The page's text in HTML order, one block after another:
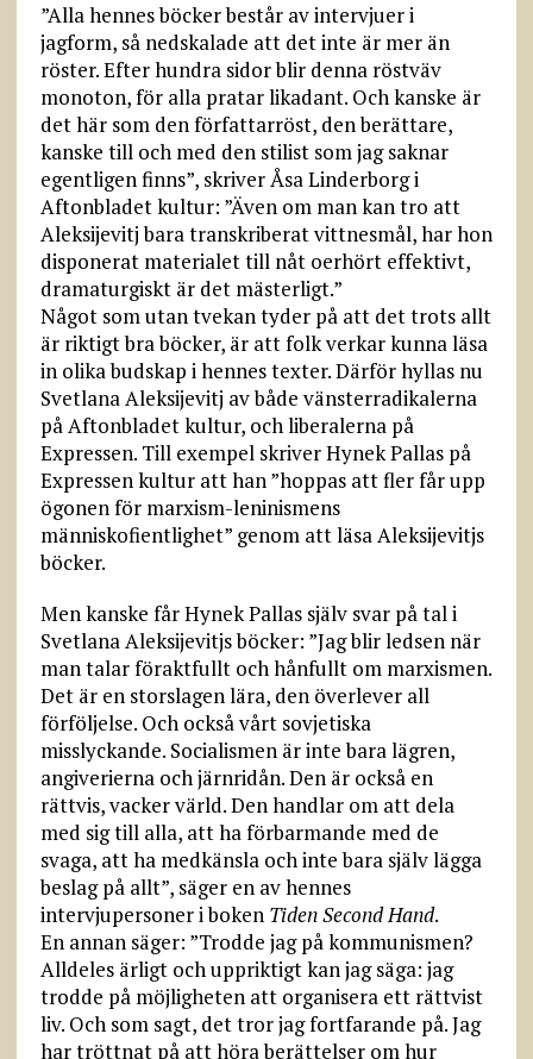
”Alla hennes böcker består av intervjuer i
jagform, så nedskalade att det inte är mer än
röster. Efter hundra sidor blir denna röstväv
monoton, för alla pratar likadant. Och kanske är
det här som den författarröst, den berättare,
kanske till och med den stilist som jag saknar
egentligen finns”, skriver Åsa Linderborg i
Aftonbladet kultur: ”Även om man kan tro att
Aleksijevitj bara transkriberat vittnesmål, har hon
disponerat materialet till nåt oerhört effektivt,
dramaturgiskt är det mästerligt.”
Något som utan tvekan tyder på att det trots allt
är riktigt bra böcker, är att folk verkar kunna läsa
in olika budskap i hennes texter. Därför hyllas nu
Svetlana Aleksijevitj av både vänsterradikalerna
på Aftonbladet kultur, och liberalerna på
Expressen. Till exempel skriver Hynek Pallas på
Expressen kultur att han ”hoppas att fler får upp
ögonen för marxism-leninismens
människofientlighet” genom att läsa Aleksijevitjs
böcker.
Men kanske får Hynek Pallas själv svar på tal i
Svetlana Aleksijevitjs böcker: ”Jag blir ledsen när
man talar föraktfullt och hånfullt om marxismen.
Det är en storslagen lära, den överlever all
förföljelse. Och också vårt sovjetiska
misslyckande. Socialismen är inte bara lägren,
angiverierna och järnridån. Den är också en
rättvis, vacker värld. Den handlar om att dela
med sig till alla, att ha förbarmande med de
svaga, att ha medkänsla och inte bara själv lägga
beslag på allt”, säger en av hennes
intervjupersoner i boken Tiden Second Hand.
En annan säger: ”Trodde jag på kommunismen?
Alldeles ärligt och uppriktigt kan jag säga: jag
trodde på möjligheten att organisera ett rättvist
liv. Och som sagt, det tror jag fortfarande på. Jag
har tröttnat på att höra berättelser om hur